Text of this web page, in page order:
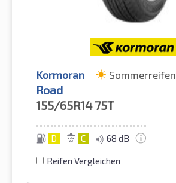
Kormoran Sommerreifen
Road
155/65R14 75T
D C 68 dB
Reifen Vergleichen